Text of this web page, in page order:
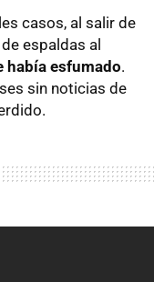
casos, al salir de
espaldas al
había esfumado.
sin noticias de